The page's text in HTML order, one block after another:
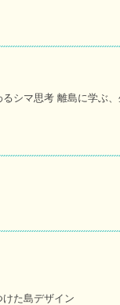
シマ思考 離島に学ぶ
た島デザイン